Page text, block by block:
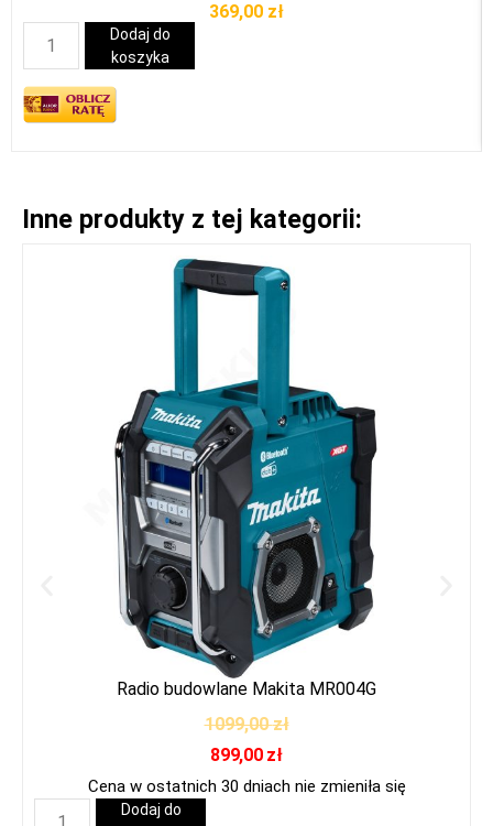
369,00 zł
Dodaj do
koszyka
Inne produkty z tej kategorii:
Radio budowlane Makita MR004G
1099,00zł
899,00 zł
Cena w ostatnich 30 dniach nie zmieniła się
Dodaj do